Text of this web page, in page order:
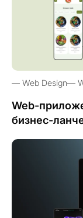
Web Design
Web-
бизнес-